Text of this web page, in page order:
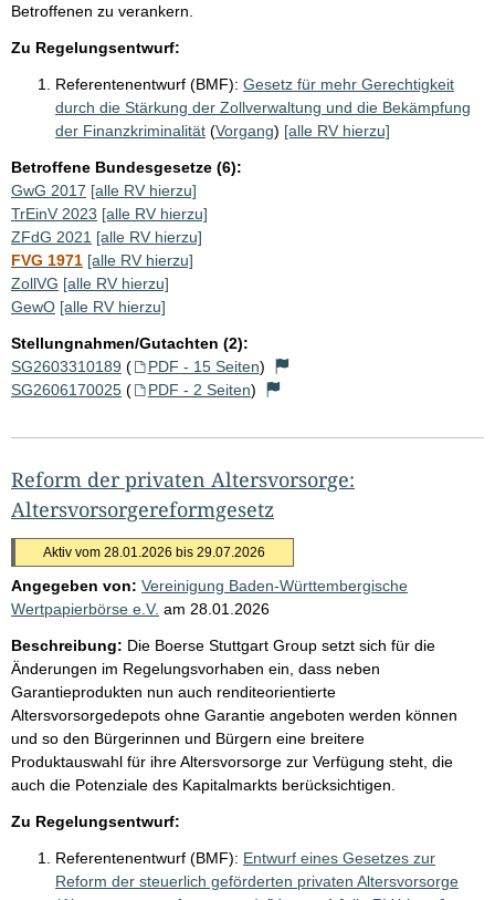
Betroffenen zu verankern.
Zu Regelungsentwurf:
Referentenentwurf (BMF): Gesetz für mehr Gerechtigkeit
durch die Stärkung der Zollverwaltung und die Bekämpfung
der Finanzkriminalität (Vorgang) [alle RV hierzu]
Betroffene Bundesgesetze (6):
GwG 2017 [alle RV hierzu]
TrEinV 2023 [alle RV hierzu]
ZFdG 2021 [alle RV hierzu]
FVG 1971 [alle RV hierzu]
ZollVG [alle RV hierzu]
GewO [alle RV hierzu]
Stellungnahmen/Gutachten (2):
SG2603310189 ( PDF - 15 Seiten)
SG2606170025 ( PDF - 2 Seiten)
Reform der privaten Altersvorsorge:
Altersvorsorgereformgesetz
Aktiv vom 28.01.2026 bis 29.07.2026
Angegeben von: Vereinigung Baden-Württembergische
Wertpapierbörse e.V. am 28.01.2026
Beschreibung: Die Boerse Stuttgart Group setzt sich für die
Änderungen im Regelungsvorhaben ein, dass neben
Garantieprodukten nun auch renditeorientierte
Altersvorsorgedepots ohne Garantie angeboten werden können
und so den Bürgerinnen und Bürgern eine breitere
Produktauswahl für ihre Altersvorsorge zur Verfügung steht, die
auch die Potenziale des Kapitalmarkts berücksichtigen.
Zu Regelungsentwurf:
Referentenentwurf (BMF): Entwurf eines Gesetzes zur
Reform der steuerlich geförderten privaten Altersvorsorge